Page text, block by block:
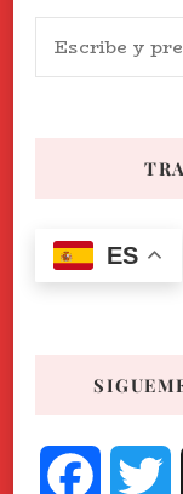
¿Buscas
algo?
ES